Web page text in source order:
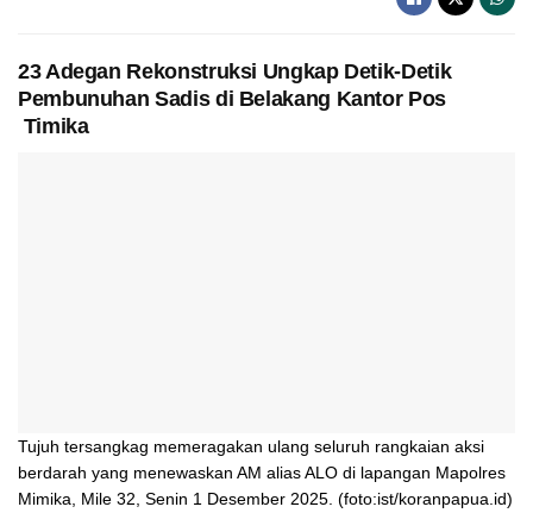
23 Adegan Rekonstruksi Ungkap Detik-Detik
Pembunuhan Sadis di Belakang Kantor Pos
Timika
Tujuh tersangkag memeragakan ulang seluruh rangkaian aksi
berdarah yang menewaskan AM alias ALO di lapangan Mapolres
Mimika, Mile 32, Senin 1 Desember 2025. (foto:ist/koranpapua.id)